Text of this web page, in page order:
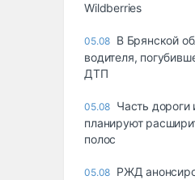
Wildberries
05.08 В Брянской
водителя,
ДТП
05.08 Часть дороги
планируют
полос
05.08 РЖД